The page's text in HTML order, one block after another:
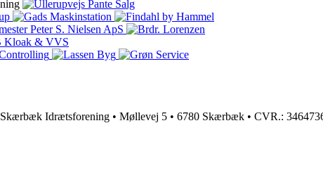
Skærbæk Idrætsforening • Møllevej 5 • 6780 Skærbæk • CVR.: